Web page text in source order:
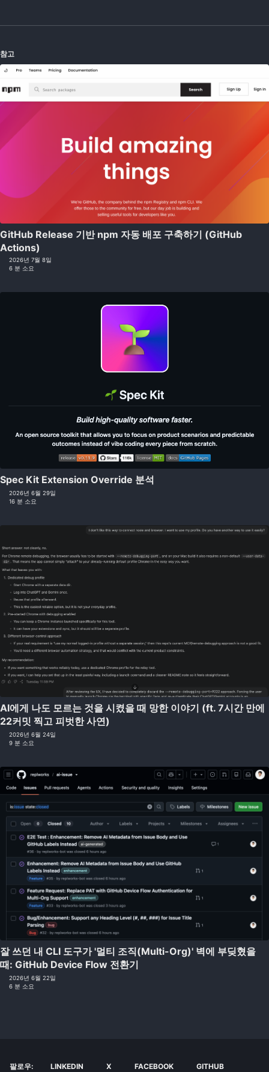
참고
GitHub Release 기반 npm 자동 배포 구축하기 (GitHub
Actions)
2026년 7월 8일
6 분 소요
Spec Kit Extension Override 분석
2026년 6월 29일
16 분 소요
AI에게 나도 모르는 것을 시켰을 때 망한 이야기 (ft. 7시간 만에
22커밋 찍고 피벗한 사연)
2026년 6월 24일
9 분 소요
잘 쓰던 내 CLI 도구가 '멀티 조직(Multi-Org)' 벽에 부딪혔을
때: GitHub Device Flow 전환기
2026년 6월 22일
6 분 소요
팔로우: LINKEDIN X FACEBOOK GITHUB